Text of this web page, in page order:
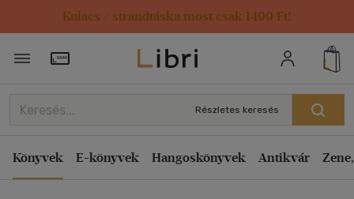
Kulacs / strandtáska most csak 1499 Ft!
Törzsvásárlói Kártya adatai
Részletes keresés
Könyvek E-könyvek Hangoskönyvek Antikvár